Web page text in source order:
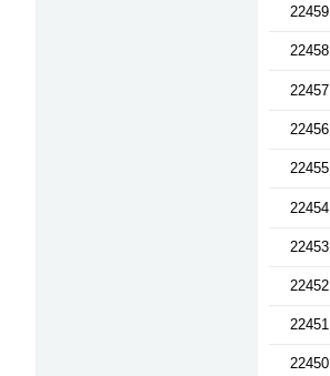
22459
22458
22457
22456
22455
22454
22453
22452
22451
22450